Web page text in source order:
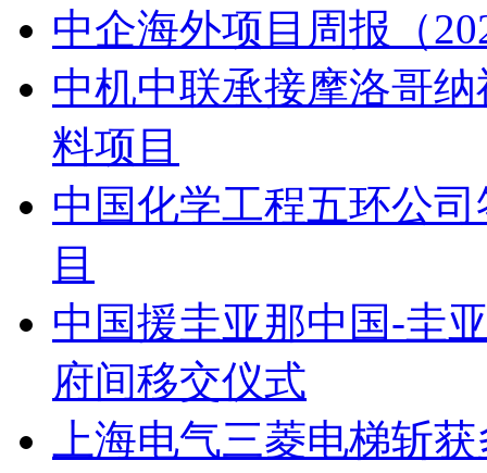
中企海外项目周报（
中机中联承接摩洛哥
料项目
中国化学工程五环公
目
中国援圭亚那中国-圭
府间移交仪式
上海电气三菱电梯斩